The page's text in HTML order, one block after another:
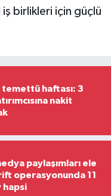
birlikleri için güçlü
temettü haftası: 3
nakit
paylaşımları ele
operasyonunda 11
hapsi